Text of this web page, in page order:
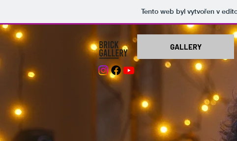
Tento web byl vytvořen v
GALLERY